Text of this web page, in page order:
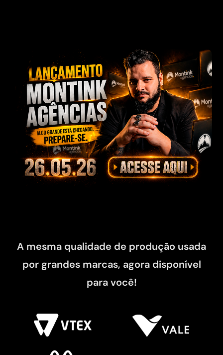
A mesma qualidade de produção usada
por grandes marcas, agora disponível
para você!